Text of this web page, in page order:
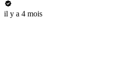
il y a 4 mois